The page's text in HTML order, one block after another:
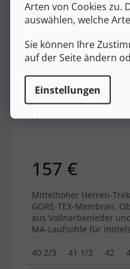
Arten von Cookies zu.
auswählen, welche
Sie können Ihre
auf der Seite ändern
Einstellungen
SALOMON Herren-
157 €
Mittelhoher Herren-
GORE-TEX-Membran,
aus Vollnarbenleder
MA-Laufsohle für
40 2/3
41 1/3 42